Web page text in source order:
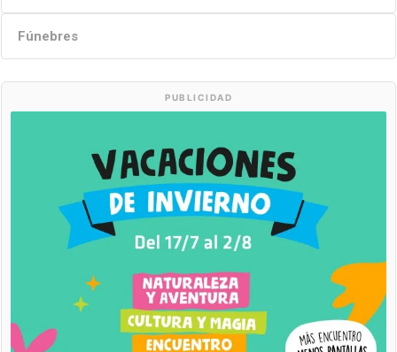
Fúnebres
PUBLICIDAD